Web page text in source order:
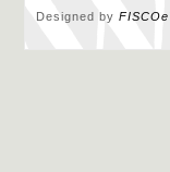
Designed by